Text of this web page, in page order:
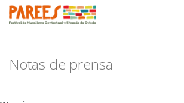
content
Notas de prensa